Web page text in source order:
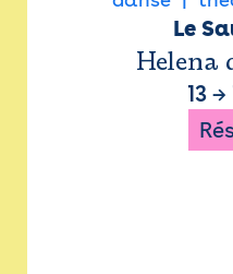
Le
Helena
13 →